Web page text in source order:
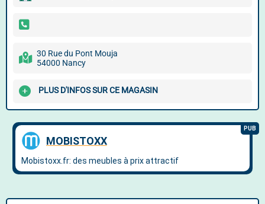
30 Rue du Pont Mouja
54000 Nancy
PLUS D'INFOS SUR CE MAGASIN